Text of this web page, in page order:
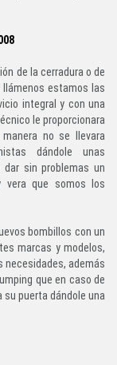
de la cerradura o de
estamos las
integral y con una
le proporcionara
no se llevara
dándole unas
sin problemas un
vera que somos los
bombillos con un
marcas y modelos,
necesidades, además
que en caso de
su puerta dándole una